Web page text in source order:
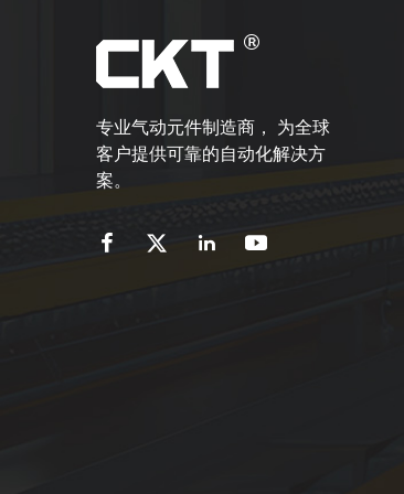
专业气动元件制造商， 为全球
客户提供可靠的自动化解决方
案。